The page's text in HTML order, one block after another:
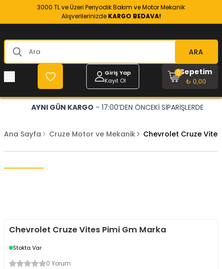
3000 TL ve Üzeri Periyodik Bakım ve Motor Mekanik
Alışverilerinizde KARGO BEDAVA!
ARA
Giriş Yap
Kayıt Ol
Sepetim
₺ 0,00
0
AYNI GÜN KARGO - 17:00’DEN ÖNCEKİ SİPARİŞLERDE
Ana Sayfa Cruze Motor ve Mekanik Chevrolet Cruze
Chevrolet Cruze Vites Pimi Gm Marka
Stokta Var
0 Yorum